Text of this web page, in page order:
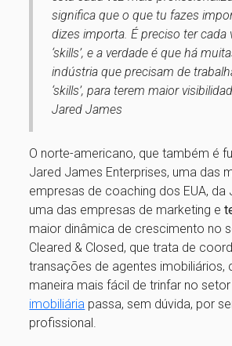
significa que o que tu fazes
dizes importa. É preciso ter cada
‘skills’, e a verdade é que há
indústria que precisam de
‘skills’, para terem maior
Jared James
O norte-americano, que também é
Jared James Enterprises, uma das
empresas de coaching dos EUA, da
uma das empresas de marketing e
maior dinâmica de crescimento no
Cleared & Closed, que trata de
transações de agentes imobiliários,
maneira mais fácil de trinfar no
imobiliária passa, sem dúvida, por
profissional.